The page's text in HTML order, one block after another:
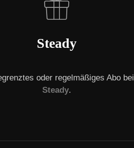
Steady
oder regelmäßiges Abo bei
Steady.